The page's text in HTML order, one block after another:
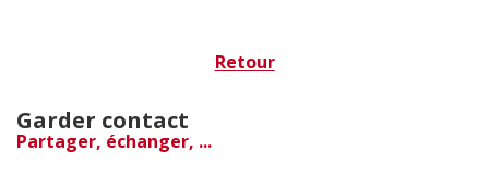
Retour
Garder contact
Partager, échanger, ...